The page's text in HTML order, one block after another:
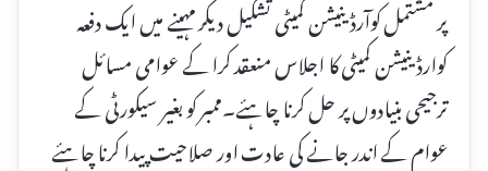
پر مشتمل کوآرڈینیشن کمیٹی تشکیل دیکر مہینے میں ایک دفعہ
کوارڈینیشن کمیٹی کا اجلاس منعقد کرا کے عوامی مسائل
ترجیحی بنیادوں پر حل کرنا چاہئے۔ممبر کو بغیر سیکورٹی کے
عوام کے اندر جانے کی عادت اور صلاحیت پیدا کرنا چاہئے